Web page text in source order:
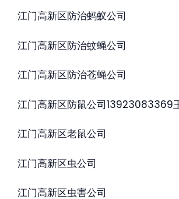
江门高新区防治蚂蚁公司
江门高新区防治蚊蝇公司
江门高新区防治苍蝇公司
江门高新区防鼠公司13923083369
江门高新区老鼠公司
江门高新区虫公司
江门高新区虫害公司